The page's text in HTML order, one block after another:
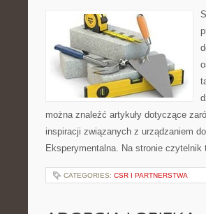
można znaleźć artykuły dotyczące
inspiracji związanych z urządzaniem
Eksperymentalna. Na stronie
CATEGORIES: CSR I PARTNERSTWA